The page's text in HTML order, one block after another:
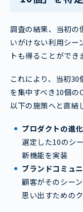
調査の結果、当初の
いがけない利用シー
トも得ることができ
これにより、当初
を集中すべき10個の
以下の施策へと直結
プロダクトの進化
選定した10のシ
新機能を実装
ブランドコミュ
顧客がそのシー
思い出すための